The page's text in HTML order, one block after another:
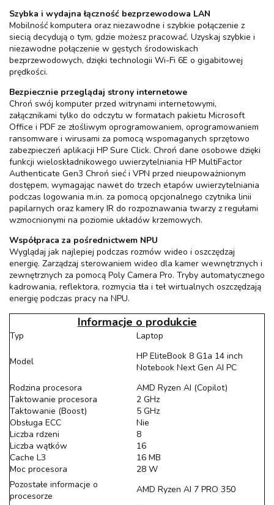
Szybka i wydajna łączność bezprzewodowa LAN
Mobilność komputera oraz niezawodne i szybkie połączenie z
siecią decydują o tym, gdzie możesz pracować. Uzyskaj szybkie i
niezawodne połączenie w gęstych środowiskach
bezprzewodowych, dzięki technologii Wi-Fi 6E o gigabitowej
prędkości.
Bezpiecznie przeglądaj strony internetowe
Chroń swój komputer przed witrynami internetowymi,
załącznikami tylko do odczytu w formatach pakietu Microsoft
Office i PDF ze złośliwym oprogramowaniem, oprogramowaniem
ransomware i wirusami za pomocą wspomaganych sprzętowo
zabezpieczeń aplikacji HP Sure Click. Chroń dane osobowe dzięki
funkcji wieloskładnikowego uwierzytelniania HP MultiFactor
Authenticate Gen3 Chroń sieć i VPN przed nieupoważnionym
dostępem, wymagając nawet do trzech etapów uwierzytelniania
podczas logowania m.in. za pomocą opcjonalnego czytnika linii
papilarnych oraz kamery IR do rozpoznawania twarzy z regułami
wzmocnionymi na poziomie układów krzemowych.
Współpraca za pośrednictwem NPU
Wyglądaj jak najlepiej podczas rozmów wideo i oszczędzaj
energię. Zarządzaj sterowaniem wideo dla kamer wewnętrznych i
zewnętrznych za pomocą Poly Camera Pro. Tryby automatycznego
kadrowania, reflektora, rozmycia tła i teł wirtualnych oszczędzają
energię podczas pracy na NPU.
Informacje o produkcie
Typ Laptop
Model
HP EliteBook 8 G1a 14 inch
Notebook Next Gen AI PC
Rodzina procesora
AMD Ryzen AI (Copilot)
Taktowanie procesora
2 GHz
Taktowanie (Boost)
5 GHz
Obsługa ECC
Nie
Liczba rdzeni
8
Liczba wątków
16
Cache L3
16 MB
Moc procesora
28 W
Pozostałe informacje o
procesorze
AMD Ryzen AI 7 PRO 350